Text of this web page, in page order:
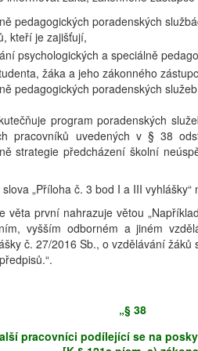
pedagogických poradenských
kteří je zajišťují,
psychologických a speciálně
žáka a jeho zákonného
pedagogických poradenských
program poradenských
pracovníků uvedených v § 38
strategie předcházení školní
„Příloha č. 3 bod I a III vyhlášky“
věta první nahrazuje větou
vyšším odborném a jiném
č. 27/2016 Sb., o vzdělávání
„§ 38
pracovníci podílející se na